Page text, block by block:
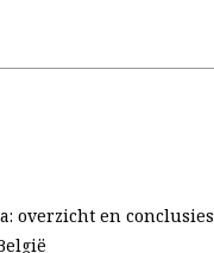
overzicht en conclusies